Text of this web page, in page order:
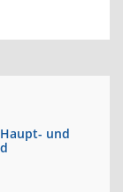
und